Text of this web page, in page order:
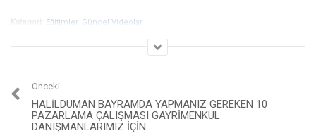
Kategori: Eğitimler, Güncel Videolar
Önceki
HALILDUMAN BAYRAMDA YAPMANIZ GEREKEN 10
PAZARLAMA ÇALIŞMASI GAYRIMENKUL
DANIŞMANLARIMIZ İÇIN